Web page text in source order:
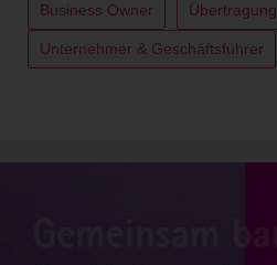
Business Owner Übertragung
Unternehmer & Geschäftsführer